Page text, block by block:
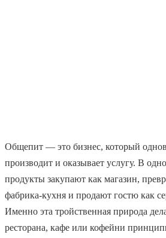
Общепит — это бизнес, который
производит и оказывает услугу. В
продукты закупают как магазин,
фабрика-кухня и продают гостю как
Именно эта тройственная природа
ресторана, кафе или кофейни